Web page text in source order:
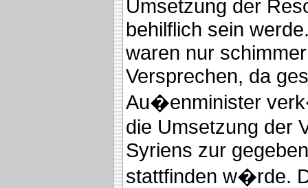
Umsetzung der
behilflich sein
waren nur
Versprechen, da
Au�enminister
die Umsetzung der
Syriens zur
stattfinden w�rde.